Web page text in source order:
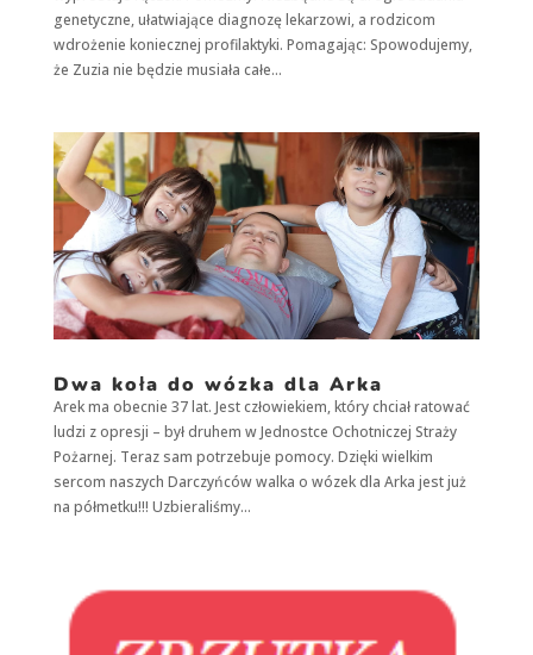
genetyczne, ułatwiające diagnozę lekarzowi, a rodzicom
wdrożenie koniecznej profilaktyki. Pomagając: Spowodujemy,
że Zuzia nie będzie musiała całe...
Dwa koła do wózka dla Arka
Arek ma obecnie 37 lat. Jest człowiekiem, który chciał ratować
ludzi z opresji – był druhem w Jednostce Ochotniczej Straży
Pożarnej. Teraz sam potrzebuje pomocy. Dzięki wielkim
sercom naszych Darczyńców walka o wózek dla Arka jest już
na półmetku!!! Uzbieraliśmy...
treści i ofert.